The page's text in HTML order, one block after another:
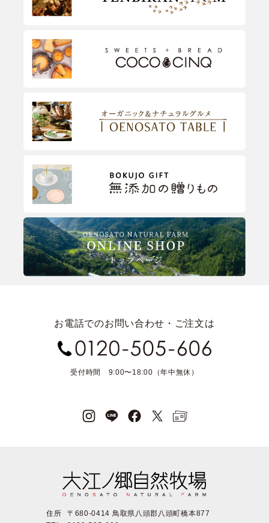
お電話でのお問い合わせ・ご注文は
受付時間 9:00〜18:00（年中無休）
住所
〒680-0414 鳥取県八頭郡八頭町橋本877